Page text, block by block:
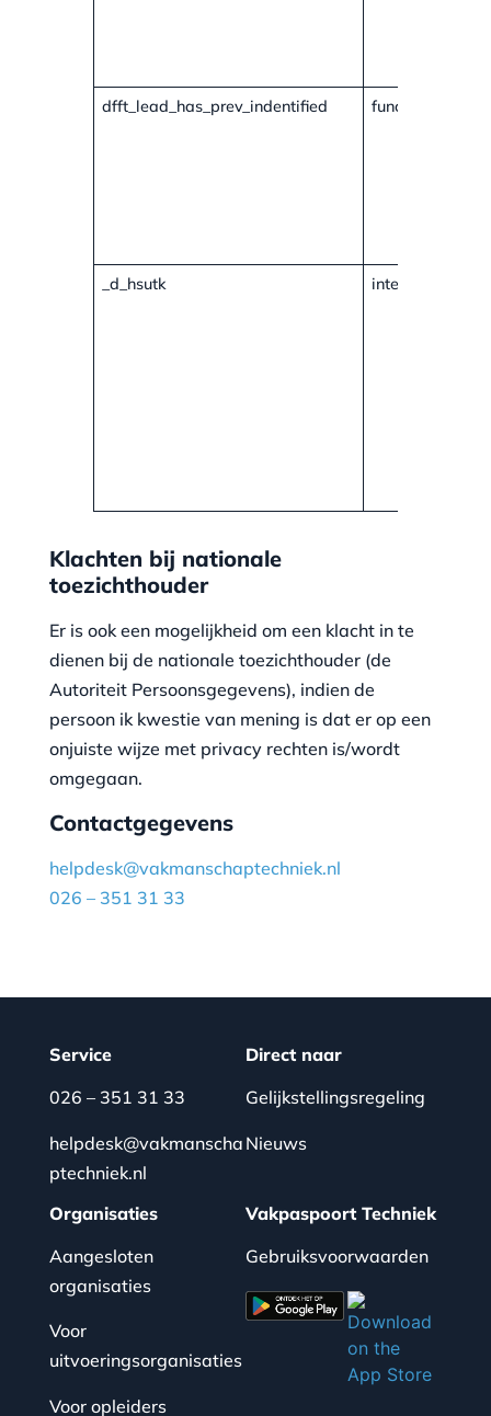
Service
026 – 351 31 33
helpdesk@vakmanscha
ptechniek.nl
Direct naar
Gelijkstellingsregeling
Nieuws
Organisaties
Aangesloten
organisaties
Voor
uitvoeringsorganisaties
Voor opleiders
Vakpaspoort Techniek
Gebruiksvoorwaarden